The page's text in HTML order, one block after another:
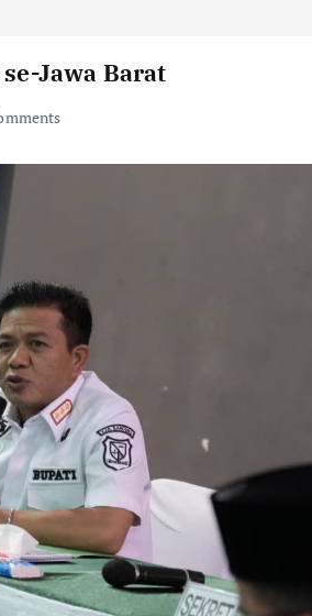
Jawa Barat